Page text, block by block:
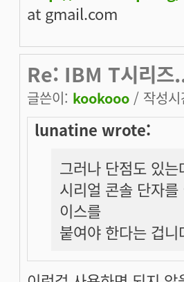
at gmail.com
Re: IBM T시리즈
글쓴이: kookooo / 작성
lunatine wrote:
그러나 단점도 있
시리얼 콘솔 단자
이스를
붙여야 한다는 겁